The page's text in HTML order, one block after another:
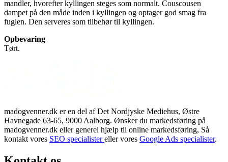
mandler, hvorefter kyllingen steges som normalt. Couscousen
dampet på den måde inden i kyllingen og optager god smag fra
fuglen. Den serveres som tilbehør til kyllingen.
Opbevaring
Tørt.
madogvenner.dk er en del af Det Nordjyske Mediehus, Østre
Havnegade 63-65, 9000 Aalborg. Ønsker du markedsføring på
madogvenner.dk eller generel hjælp til online markedsføring, Så
kontakt vores SEO specialistereller vores Google Ads specialister.